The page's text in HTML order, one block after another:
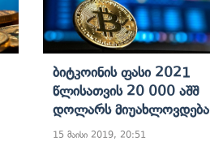
Ბიტკოინის Ფასი 2021
Წლისათვის 20 000 Აშშ
Დოლარს Მიუახლოვდება
15 მაისი 2019, 20:51